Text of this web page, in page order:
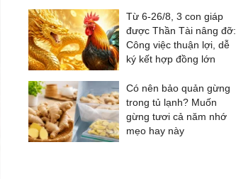
Từ 6-26/8, 3 con giáp
được Thần Tài nâng đỡ:
Công việc thuận lợi, dễ
ký kết hợp đồng lớn
Có nên bảo quản gừng
trong tủ lạnh? Muốn
gừng tươi cả năm nhớ
mẹo hay này